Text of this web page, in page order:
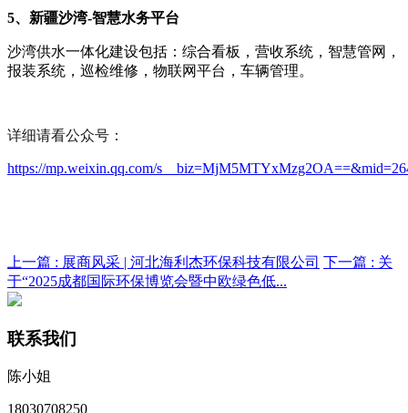
5、新疆沙湾-智慧水务平台
沙湾供水一体化建设包括： 综合看板，营收系统，智慧管网，
报装系统，巡检维修，物联网平台，车辆管理。
详细请看公众号：
https://mp.weixin.qq.com/
上一篇 : 展商风采 | 河北海利杰环保科技有限公司 下一篇 : 关
于“2025成都国际环保博览会暨中欧绿色低...
联系我们
陈小姐
18030708250